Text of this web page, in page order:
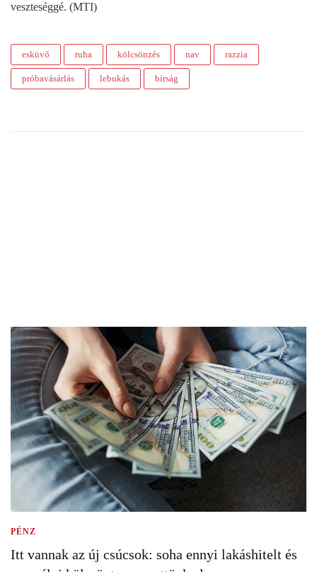
veszteséggé. (MTI)
esküvő ruha kölcsönzés nav razzia
próbavásárlás lebukás bírság
PÉNZ
Itt vannak az új csúcsok: soha ennyi lakáshitelt és